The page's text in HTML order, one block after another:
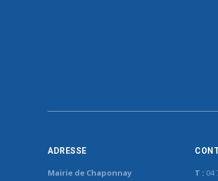
ADRESSE
Mairie de Chaponnay
T : 04